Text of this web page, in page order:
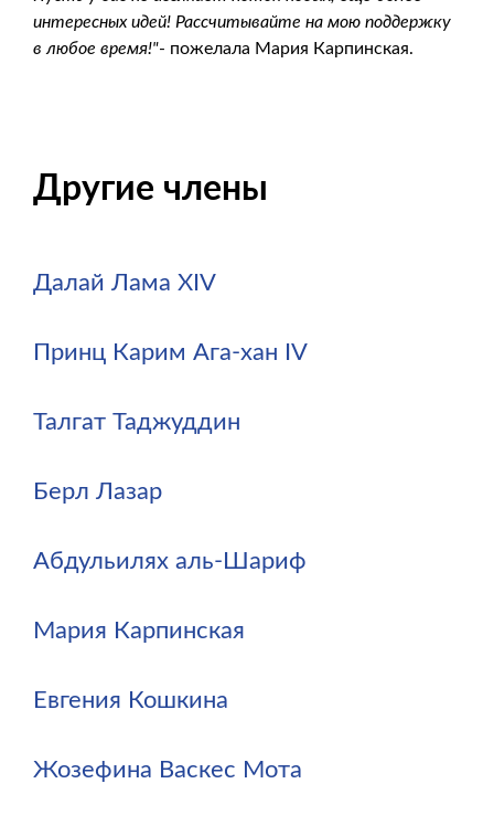
интересных идей! Рассчитывайте на мою поддержку
в любое время!"- пожелала Мария Карпинская.
Другие члены
Далай Лама XIV
Принц Карим Ага-хан IV
Талгат Таджуддин
Берл Лазар
Абдульилях аль-Шариф
Мария Карпинская
Евгения Кошкина
Жозефина Васкес Мота